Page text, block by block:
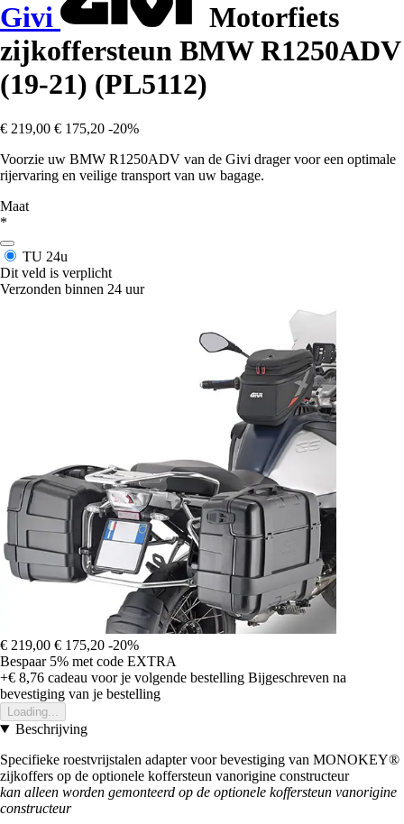
Givi
Motorfiets
zijkoffersteun BMW R1250ADV
(19-21) (PL5112)
€ 219,00 € 175,20 -20%
Voorzie uw BMW R1250ADV van de Givi drager voor een optimale
rijervaring en veilige transport van uw bagage.
Maat
*
TU 24u
Dit veld is verplicht
Verzonden binnen 24 uur
€ 219,00 € 175,20 -20%
Bespaar 5% met code EXTRA
+€ 8,76 cadeau voor je volgende bestelling Bijgeschreven na
bevestiging van je bestelling
Loading...
Beschrijving
Specifieke roestvrijstalen adapter voor bevestiging van MONOKEY®
zijkoffers op de optionele koffersteun vanorigine constructeur
kan alleen worden gemonteerd op de optionele koffersteun vanorigine
constructeur